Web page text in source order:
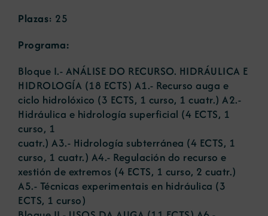
Plazas: 25
Programa:
Bloque I.- ANÁLISE DO RECURSO. HIDRÁULICA E
HIDROLOGÍA (18 ECTS) A1.- Recurso auga e
ciclo hidrolóxico (3 ECTS, 1 curso, 1 cuatr.) A2.-
Hidráulica e hidrología superficial (4 ECTS, 1
curso, 1
cuatr.) A3.- Hidrología subterránea (4 ECTS, 1
curso, 1 cuatr.) A4.- Regulación do recurso e
xestión de extremos (4 ECTS, 1 curso, 2 cuatr.)
A5.- Técnicas experimentais en hidráulica (3
ECTS, 1 curso)